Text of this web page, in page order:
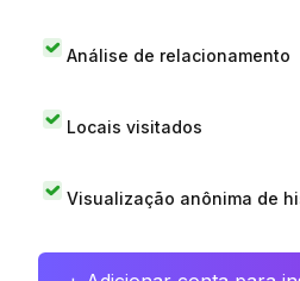
Análise de relacionamento
Locais visitados
Visualização anônima de